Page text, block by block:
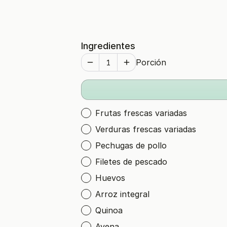
Ingredientes
Porción
Frutas frescas variadas
Verduras frescas variadas
Pechugas de pollo
Filetes de pescado
Huevos
Arroz integral
Quinoa